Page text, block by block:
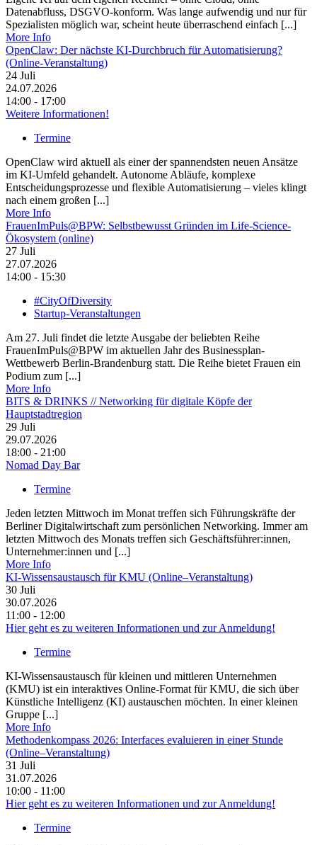
Datenabfluss, DSGVO-konform. Was lange aufwendig und nur für
Spezialisten möglich war, scheint heute überraschend einfach [...]
More Info
OpenClaw: Der nächste KI-Durchbruch für Automatisierung?
(Online-Veranstaltung)
24 Juli
24.07.2026
14:00 - 17:00
Weitere Informationen!
Termine
OpenClaw wird aktuell als einer der spannendsten neuen Ansätze
im KI-Umfeld gehandelt. Autonome Abläufe, komplexe
Entscheidungsprozesse und flexible Automatisierung – vieles klingt
nach einem großen [...]
More Info
FrauenImPuls@BPW: Selbstbewusst Gründen im Life-Science-
Ökosystem (online)
27 Juli
27.07.2026
14:00 - 15:30
#CityOfDiversity
Startup-Veranstaltungen
Am 27. Juli findet die letzte Ausgabe der beliebten Reihe
FrauenImPuls@BPW im aktuellen Jahr des Businessplan-
Wettbewerb Berlin-Brandenburg statt. Die Reihe bietet Frauen ein
Podium zum [...]
More Info
BITS & DRINKS // Networking für digitale Köpfe der
Hauptstadtregion
29 Juli
29.07.2026
18:00 - 21:00
Nomad Day Bar
Termine
Jeden letzten Mittwoch im Monat treffen sich Führungskräfte der
Berliner Digitalwirtschaft zum persönlichen Networking. Immer am
letzten Mittwoch des Monats treffen sich Geschäftsführer:innen,
Unternehmer:innen und [...]
More Info
KI-Wissensaustausch für KMU (Online–Veranstaltung)
30 Juli
30.07.2026
11:00 - 12:00
Hier geht es zu weiteren Informationen und zur Anmeldung!
Termine
KI-Wissensaustausch für kleinen und mittleren Unternehmen
(KMU) ist ein interaktives Online-Format für KMU, die sich über
Künstliche Intelligenz (KI) austauschen möchten. In einer kleinen
Gruppe [...]
More Info
Methodenkompass 2026: Interfaces evaluieren in einer Stunde
(Online–Veranstaltung)
31 Juli
31.07.2026
10:00 - 11:00
Hier geht es zu weiteren Informationen und zur Anmeldung!
Termine